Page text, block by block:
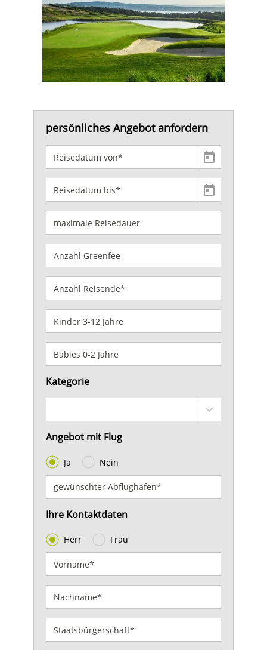
persönliches Angebot anfordern
Kategorie
Angebot mit Flug
Ja Nein
Ihre Kontaktdaten
Herr Frau